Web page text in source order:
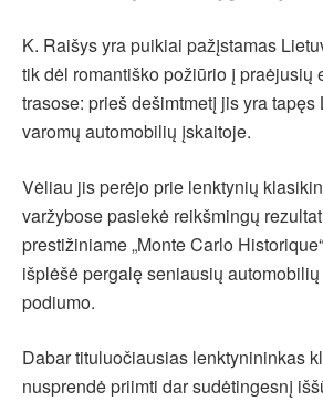
K. Raišys yra puikiai pažįstamas
tik dėl romantiško požiūrio į
trasose: prieš dešimtmetį jis yra
varomų automobilių įskaitoje.
Vėliau jis perėjo prie lenktynių
varžybose pasiekė reikšmingų
prestižiniame „Monte Carlo
išplėšė pergalę seniausių
podiumo.
Dabar tituluočiausias lenktynininkas
nusprendė priimti dar sudėtingesnį